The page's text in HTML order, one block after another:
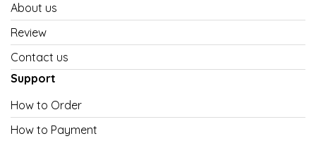
About us
Review
Contact us
Support
How to Order
How to Payment